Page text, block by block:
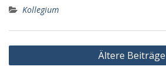
Kollegium
Beitragsnavigation
Ältere Beiträge